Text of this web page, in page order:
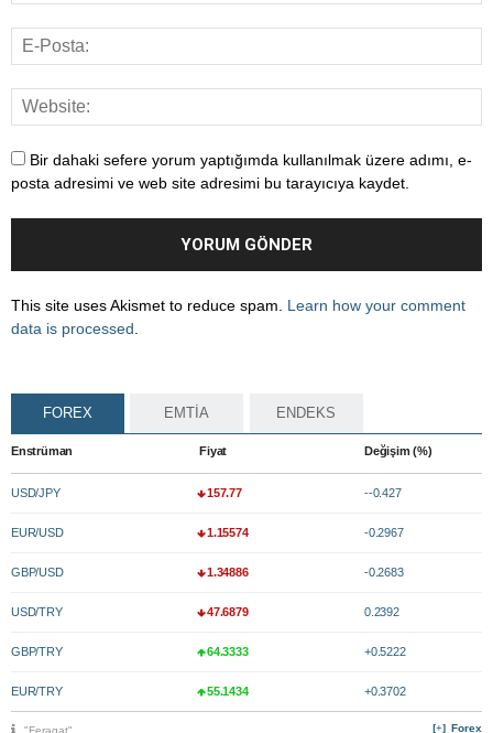
Bir dahaki sefere yorum yaptığımda kullanılmak üzere adımı, e-
posta adresimi ve web site adresimi bu tarayıcıya kaydet.
This site uses Akismet to reduce spam. Learn how your comment
data is processed
FOREX EMTİA ENDEKS
Enstrüman Fiyat Değişim (%)
USD/JPY 157.77 --0.427
EUR/USD 1.15574 -0.2967
GBP/USD 1.34886 -0.2683
USD/TRY 47.6879 0.2392
GBP/TRY 64.3333 +0.5222
EUR/TRY 55.1434 +0.3702
Forex
"Feragat"